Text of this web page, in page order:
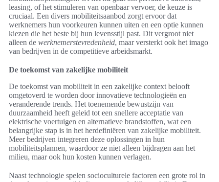
leasing, of het stimuleren van openbaar vervoer, de keuze is
cruciaal. Een divers mobiliteitsaanbod zorgt ervoor dat
werknemers hun voorkeuren kunnen uiten en een optie kunnen
kiezen die het beste bij hun levensstijl past. Dit vergroot niet
alleen de werknemerstevredenheid, maar versterkt ook het imago
van bedrijven in de competitieve arbeidsmarkt.
De toekomst van zakelijke mobiliteit
De toekomst van mobiliteit in een zakelijke context belooft
omgetoverd te worden door innovatieve technologieën en
veranderende trends. Het toenemende bewustzijn van
duurzaamheid heeft geleid tot een snellere acceptatie van
elektrische voertuigen en alternatieve brandstoffen, wat een
belangrijke stap is in het herdefiniëren van zakelijke mobiliteit.
Meer bedrijven integreren deze oplossingen in hun
mobiliteitsplannen, waardoor ze niet alleen bijdragen aan het
milieu, maar ook hun kosten kunnen verlagen.
Naast technologie spelen socioculturele factoren een grote rol in